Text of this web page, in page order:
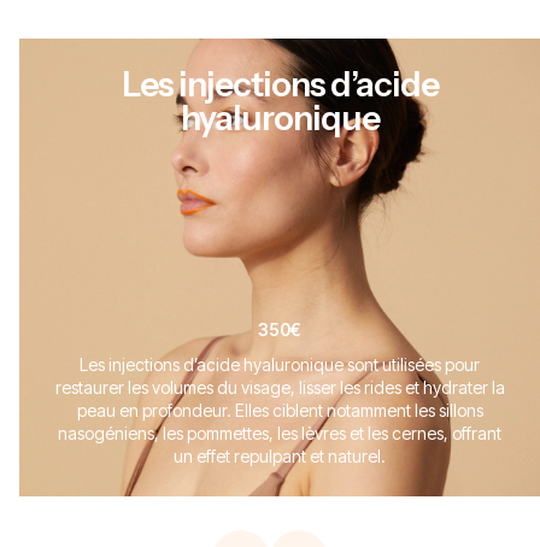
Les injections d’acide
hyaluronique
350€
Les injections d’acide hyaluronique sont utilisées pour
restaurer les volumes du visage, lisser les rides et hydrater la
peau en profondeur. Elles ciblent notamment les sillons
nasogéniens, les pommettes, les lèvres et les cernes, offrant
un effet repulpant et naturel.